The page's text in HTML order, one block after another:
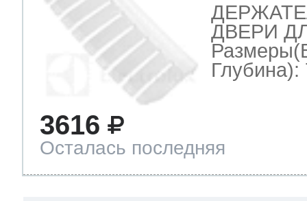
ДВЕРИ
Глубина):
3616
Осталась последняя